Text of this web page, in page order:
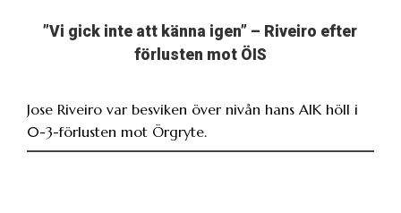
”Vi gick inte att känna igen” – Riveiro efter
förlusten mot ÖIS
Jose Riveiro var besviken över nivån hans AIK höll i
0-3-förlusten mot Örgryte.